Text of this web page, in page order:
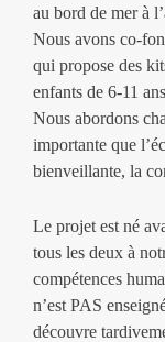
au bord de mer à
Nous avons co-
qui propose des
enfants de 6-11
Nous abordons
importante que
bienveillante, la
Le projet est né
tous les deux à
compétences
n’est PAS
découvre